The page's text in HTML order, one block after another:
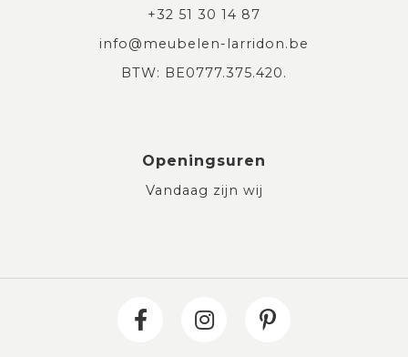
+32 51 30 14 87
info@meubelen-larridon.be
BTW: BE0777.375.420.
Openingsuren
Vandaag zijn wij